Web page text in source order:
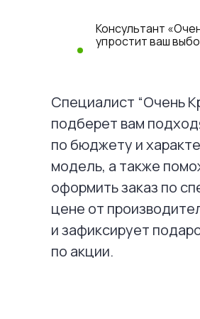
Консультант
упростит ваш
Специалист “Очень
подберет вам
по бюджету и
модель, а также
оформить заказ по
цене от
и зафиксирует
по акции.